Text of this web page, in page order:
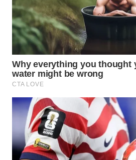
Group
WAHANA
NEWS
WAHANA
TANI
WAHANA
ADVOKAT
WAHANA
INFRASTRUKTUR